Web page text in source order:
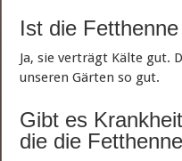
Ist die
Ja, sie verträgt Kälte gut.
unseren Gärten so gut.
Gibt es
die die